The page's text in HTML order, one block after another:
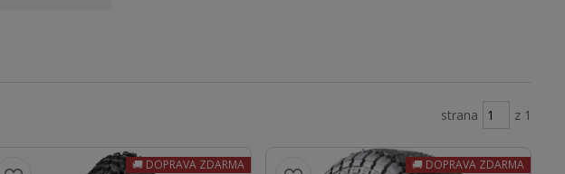
strana z 1
DOPRAVA ZDARMA DOPRAVA ZDARMA